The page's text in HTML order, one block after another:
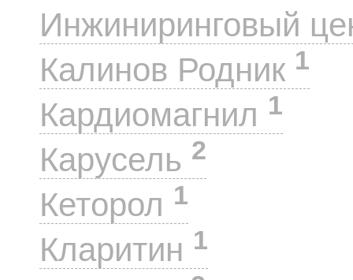
Инжиниринговый
Калинов Родник 1
Кардиомагнил 1
Карусель 2
Кеторол 1
Кларитин 1